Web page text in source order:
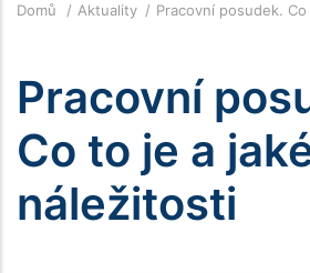
Drobečková
Domů Aktuality Pracovní posudek.
Pracovní
Co to je a
náležitosti